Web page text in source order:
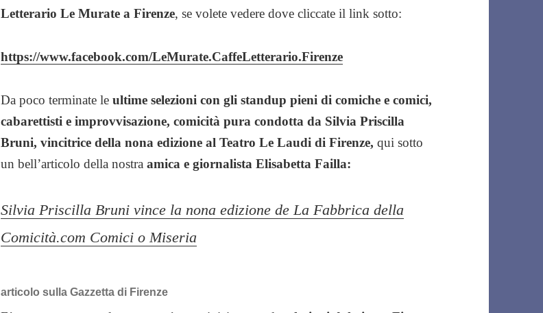
Letterario Le Murate a Firenze, se volete vedere dove cliccate il link sotto:
https://www.facebook.com/LeMurate.CaffeLetterario.Firenze
Da poco terminate leultime selezioni con gli standup pieni di comiche e comici,
cabarettisti e improvvisazione, comicità pura condotta da Silvia Priscilla
Bruni, vincitrice della nona edizione al Teatro Le Laudi di Firenze, qui sotto
un bell’articolo della nostraamica e giornalista Elisabetta Failla:
Silvia Priscilla Bruni vince la nona edizione de La Fabbrica della
Comicità.com Comici o Miseria
articolo sulla Gazzetta di Firenze